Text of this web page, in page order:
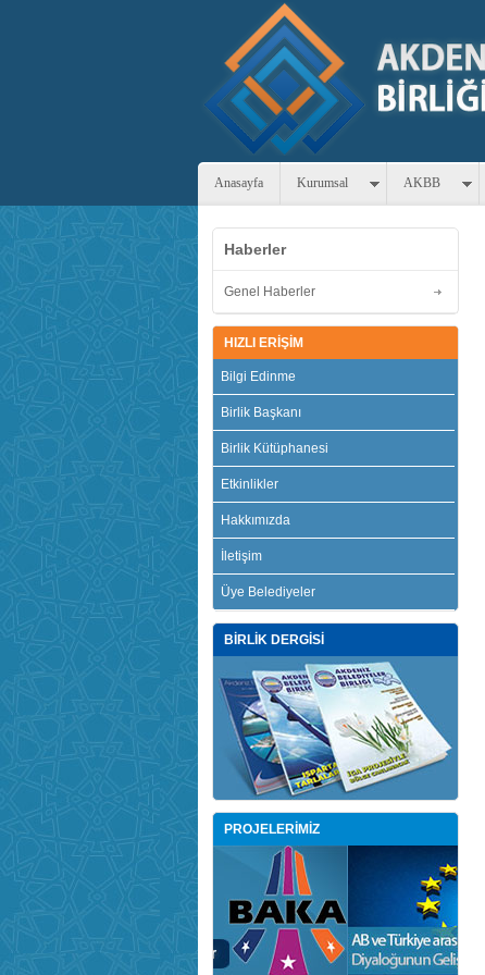
Anasayfa Kurumsal AKBB
Haberler
Genel Haberler
HIZLI ERİŞİM
Bilgi Edinme
Birlik Başkanı
Birlik Kütüphanesi
Etkinlikler
Hakkımızda
İletişim
Üye Belediyeler
BİRLİK DERGİSİ
PROJELERİMİZ